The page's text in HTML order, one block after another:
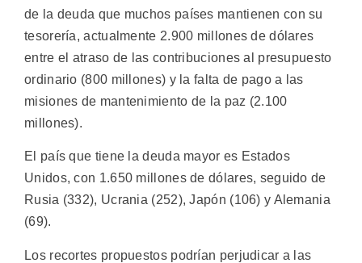
de la deuda que muchos países mantienen con su
tesorería, actualmente 2.900 millones de dólares
entre el atraso de las contribuciones al presupuesto
ordinario (800 millones) y la falta de pago a las
misiones de mantenimiento de la paz (2.100
millones).
El país que tiene la deuda mayor es Estados
Unidos, con 1.650 millones de dólares, seguido de
Rusia (332), Ucrania (252), Japón (106) y Alemania
(69).
Los recortes propuestos podrían perjudicar a las